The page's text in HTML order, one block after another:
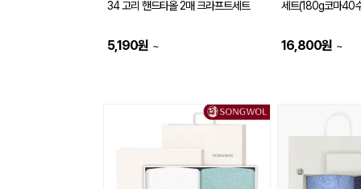
34 고리 핸드타올 2매 크라프트세트
5,190원 ~
세트(180g코마40
16,800원 ~